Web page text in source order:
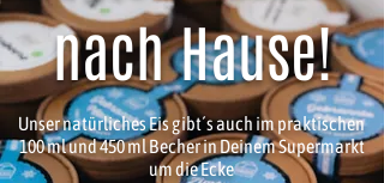
nach Hause!
Unser natürliches Eis gibt´s auch im praktischen
100 ml und 450ml Becher in Deinem Supermarkt
um die Ecke